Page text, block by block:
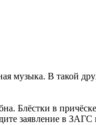
музыка. В такой
Блёстки в
заявление в ЗАГС